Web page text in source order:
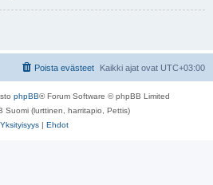
Kaikki ajat ovat UTC+03:00
Poista evästeet
phpBB® Forum Software © phpBB Limited
Suomi (lurttinen, harritapio, Pettis)
Yksityisyys | Ehdot